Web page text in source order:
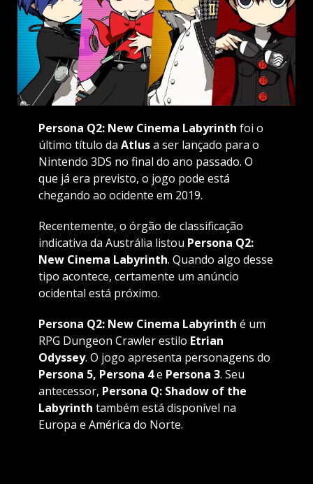
Persona Q2: New Cinema Labyrinth foi o
último título da Atlusa ser lançado para o
Nintendo 3DS no final do ano passado. O
que já era previsto, o jogo pode está
chegando ao ocidente em 2019.
Recentemente, o órgão de classificação
indicativa da Austrália listou Persona Q2:
New Cinema Labyrinth. Quando algo desse
tipo acontece, certamente um anúncio
ocidental está próximo.
Persona Q2: New Cinema Labyrinth é um
RPG Dungeon Crawler estilo Etrian
Odyssey. O jogo apresenta personagens do
Persona 5, Persona 4e Persona 3. Seu
antecessor, Persona Q: Shadow of the
Labyrinth também está disponível na
Europa e América do Norte.